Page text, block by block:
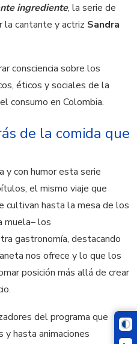
ingrediente, la serie de
la cantante y actriz Sandra
consciencia sobre los
éticos y sociales de la
consumo en Colombia.
de la comida que
y con humor esta serie
el mismo viaje que
cultivan hasta la mesa de los
muela– los
gastronomía, destacando
nos ofrece y lo que los
posición más allá de crear
del programa que
y hasta animaciones